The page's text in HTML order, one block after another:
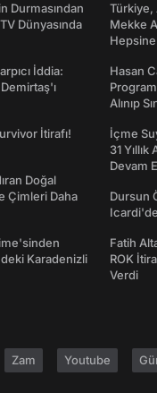
Durmasından
Dünyasında
İddia:
İtirafı!
Doğal
Çimleri Daha
Karadenizli
Türkiye,
Mekke
Hepsine
Hasan
Alınıp
İçme
31
Devam
Dursun
Fatih
ROK
Verdi
Zam Youtube